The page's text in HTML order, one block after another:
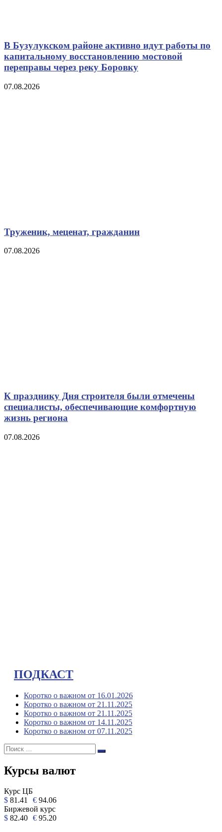
В Бузулукском районе активно идут работы по
капитальному восстановлению мостовой
переправы через реку Боровку
07.08.2026
Труженик, меценат, гражданин
07.08.2026
К празднику Дня строителя были отмечены
специалисты, обеспечивающие комфортную
жизнь региона
07.08.2026
ПОДКАСТ
Коротко о важном от 16.01.2026
Коротко о важном от 21.11.2025
Коротко о важном от 21.11.2025
Коротко о важном от 14.11.2025
Коротко о важном от 07.11.2025
Поиск:
Поиск
Курсы валют
Курс ЦБ
$ 81.41 € 94.06
Биржевой курс
$ 82.40 € 95.20